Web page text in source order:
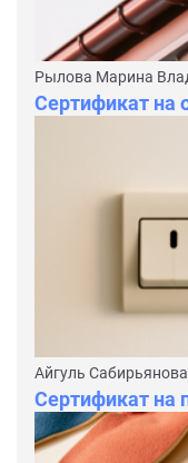
Рылова Марина
Сертификат на
Айгуль Сабирьянова
Сертификат на